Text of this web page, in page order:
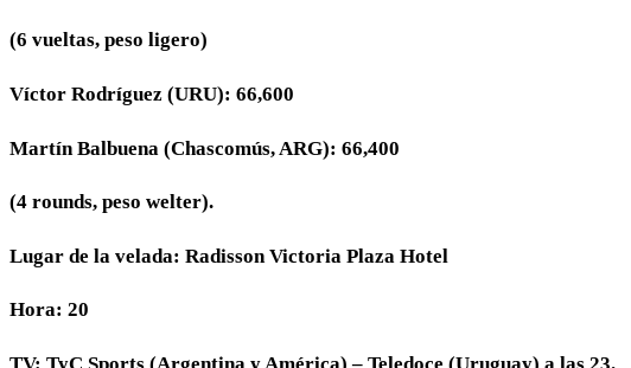
(6 vueltas, peso ligero)
Víctor Rodríguez (URU): 66,600
Martín Balbuena (Chascomús, ARG): 66,400
(4 rounds, peso welter).
Lugar de la velada: Radisson Victoria Plaza Hotel
Hora: 20